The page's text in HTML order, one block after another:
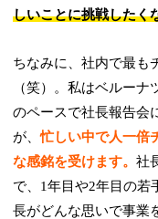
しいことに挑戦したく
ちなみに、社内で最も
（笑）。私はベルーナ
のペースで社長報告会
が、忙しい中で人一倍
な感銘を受けます。社
で、1年目や2年目の若
長がどんな思いで事業